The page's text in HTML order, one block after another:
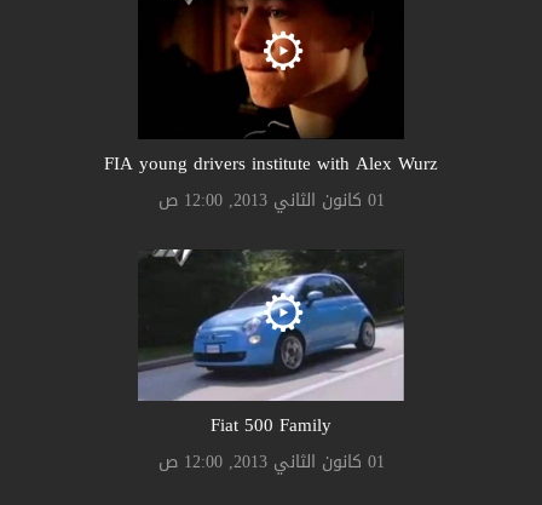
FIA young drivers institute with Alex Wurz
01 كانون الثاني 2013, 12:00 ص
Fiat 500 Family
01 كانون الثاني 2013, 12:00 ص